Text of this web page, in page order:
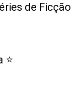
de Ficção